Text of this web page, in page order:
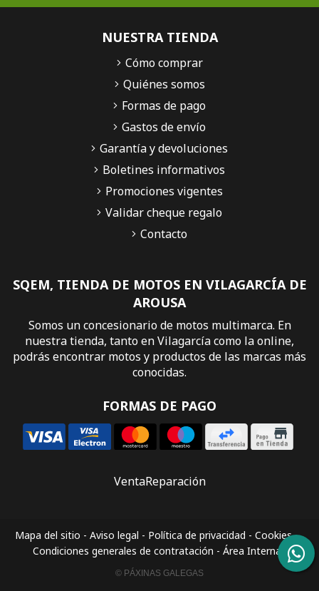
SQEM, TIENDA DE MOTOS EN VILAGARCÍA DE
AROUSA
Somos un concesionario de motos multimarca. En
nuestra tienda, tanto en Vilagarcía como la online,
podrás encontrar motos y productos de las marcas más
conocidas.
FORMAS DE PAGO
NUESTRA TIENDA
Cómo comprar
Quiénes somos
Formas de pago
Gastos de envío
Garantía y devoluciones
Boletines informativos
Promociones vigentes
Validar cheque regalo
Contacto
VentaReparación
Mapa del sitio - Aviso legal - Política de privacidad - Cookies-
Condiciones generales de contratación - Área Interna
© PÁXINAS GALEGAS